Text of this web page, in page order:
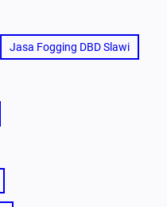
Jasa Fogging DBD Slawi